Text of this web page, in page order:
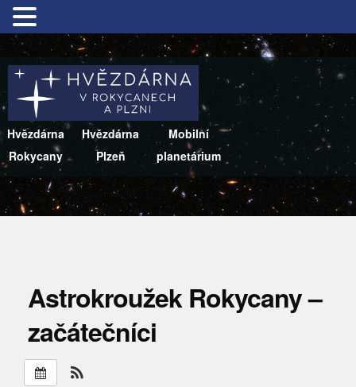
Hvězdárna
Rokycany
Hvězdárna
Plzeň
Mobilní
planetárium
Astrokroužek Rokycany –
začátečníci